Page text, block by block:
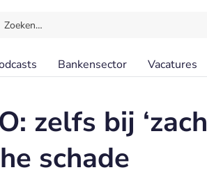
Zoeken…
Bankensector Vacatures
zelfs bij
schade